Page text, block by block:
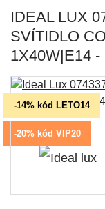
IDEAL LUX
SVÍTIDLO
1X40W|E14 -
-14% kód LETO14
-20% kód VIP20